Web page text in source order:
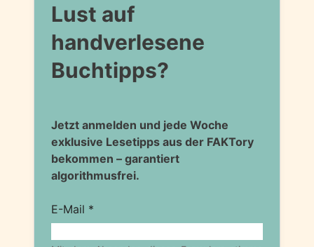
Lust auf
handverlesene
Buchtipps?